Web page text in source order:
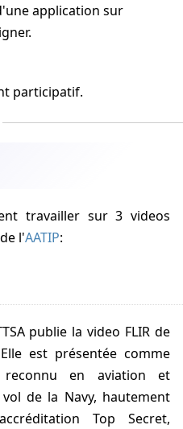
application sur
participatif.
l'AATIP:
publie la video FLIR de
est présentée comme
en aviation et
de la Navy, hautement
Top Secret,